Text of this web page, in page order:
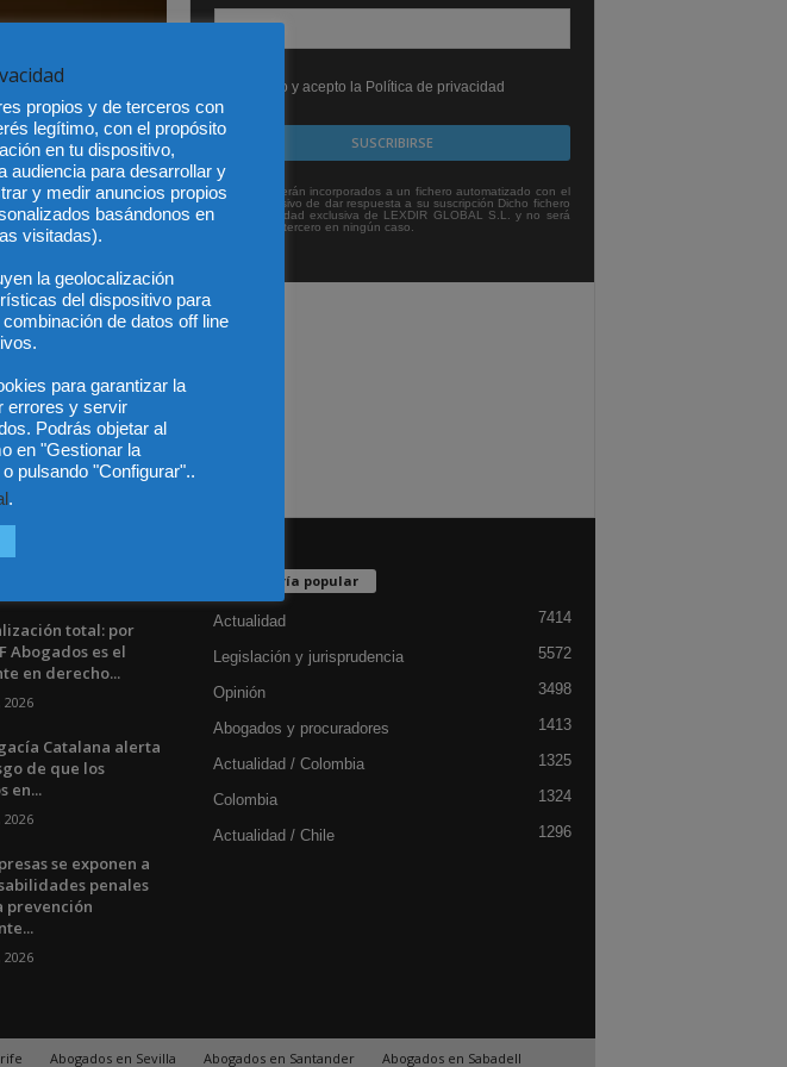
He leído y acepto la Política de privacidad
Sus datos serán incorporados a un fichero automatizado con el
objeto exclusivo de dar respuesta a su suscripción Dicho fichero
es de titularidad exclusiva de LEXDIR GLOBAL S.L. y no será
cedido a un tercero en ningún caso.
total: por
Abogados es el
en derecho...
2026
Catalana alerta
de que los
en...
2026
se exponen a
penales
prevención
2026
Categoría popular
Actualidad 7414
Legislación y jurisprudencia 5572
Opinión 3498
Abogados y procuradores 1413
Actualidad / Colombia 1325
Colombia 1324
Actualidad / Chile 1296
Abogados en Sevilla Abogados en Santander Abogados en Sabadell
propios y de terceros con
legítimo, con el propósito
en tu dispositivo,
audiencia para desarrollar y
y medir anuncios propios
basándonos en
visitadas).
la geolocalización
del dispositivo para
de datos off line
para garantizar la
errores y servir
Podrás objetar al
en "Gestionar la
pulsando "Configurar"..
.